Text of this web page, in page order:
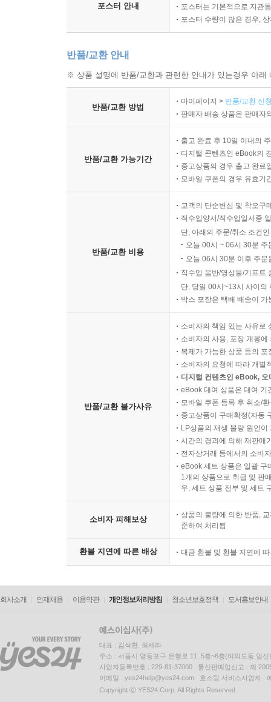
포스터 안내
포스터는 기본적으로 지관
포스터 수량이 많은 경우,
반품/교환 안내
※ 상품 설명에 반품/교환과 관련한 안내가 있는경우 아
반품/교환 방법
마이페이지 > 반품/교환 신
판매자 배송 상품은 판매자
반품/교환 가능기간
출고 완료 후 10일 이내의
디지털 콘텐츠인 eBook의
중고상품의 경우 출고 완료
모바일 쿠폰의 경우 유효기
반품/교환 비용
고객의 단순변심 및 착오구
직수입양서/직수입일서중
단, 아래의 주문/취소 조건
오늘 00시 ~ 06시 30분
오늘 06시 30분 이후 주
직수입 음반/영상물/기프트
단, 당일 00시~13시 사이의
박스 포장은 택배 배송이
반품/교환 불가사유
소비자의 책임 있는 사유로
소비자의 사용, 포장 개봉
복제가 가능한 상품 등의
소비자의 요청에 따라 개별
디지털 컨텐츠인 eBook,
eBook 대여 상품은 대여 기
모바일 쿠폰 등록 후 취소/
중고상품이 구매확정(자동
LP상품의 재생 불량 원인
시간의 경과에 의해 재판매
전자상거래 등에서의 소비
eBook 세트 상품은 일괄 구
1개의 상품으로 취급 및 판
우, 세트 상품 전부 및 세트
소비자 피해보상
상품의 불량에 의한 반품,
준하여 처리됨
환불 지연에 따른 배상 대금 환불 및 환불 지연에
회사소개 인재채용 이용약관 개인정보처리방침 청소년보호정책 도서홍보안내
대표 : 김석환, 최세라
주소 : 서울시 영등포구 은행로 11, 5층~6층(여의도동,일신
사업자등록번호 : 229-81-37000 통신판매업신고 : 제
이메일 : yes24help@yes24.com 호스팅 서비스사업자 :
Copyright ⓒ YES24 Corp. All Rights Reserved.